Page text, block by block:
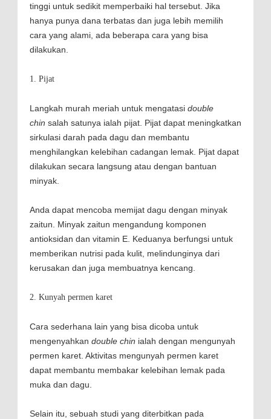
tinggi untuk sedikit memperbaiki hal tersebut. Jika
hanya punya dana terbatas dan juga lebih memilih
cara yang alami, ada beberapa cara yang bisa
dilakukan.
1. Pijat
Langkah murah meriah untuk mengatasi double
chin salah satunya ialah pijat. Pijat dapat meningkatkan
sirkulasi darah pada dagu dan membantu
menghilangkan kelebihan cadangan lemak. Pijat dapat
dilakukan secara langsung atau dengan bantuan
minyak.
Anda dapat mencoba memijat dagu dengan minyak
zaitun. Minyak zaitun mengandung komponen
antioksidan dan vitamin E. Keduanya berfungsi untuk
memberikan nutrisi pada kulit, melindunginya dari
kerusakan dan juga membuatnya kencang.
2. Kunyah permen karet
Cara sederhana lain yang bisa dicoba untuk
mengenyahkan double chin ialah dengan mengunyah
permen karet. Aktivitas mengunyah permen karet
dapat membantu membakar kelebihan lemak pada
muka dan dagu.
Selain itu, sebuah studi yang diterbitkan pada